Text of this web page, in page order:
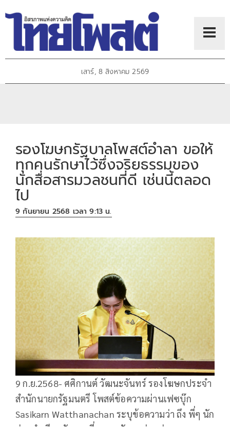
เสาร์, 8 สิงหาคม 2569
รองโฆษกรัฐบาลโพสต์อำลา ขอให้
ทุกคนรักษาไว้ซึ่งจริยธรรมของ
นักสื่อสารมวลชนที่ดี เช่นนี้ตลอด
ไป
9 กันยายน 2568 เวลา 9:13 น.
9 ก.ย.2568- ศศิกานต์ วัฒนะจันทร์ รองโฆษกประจำ
สำนักนายกรัฐมนตรี โพสต์ข้อความผ่านเฟซบุ๊ก
Sasikarn Watthanachan ระบุข้อความว่า ถึง พี่ๆ นัก